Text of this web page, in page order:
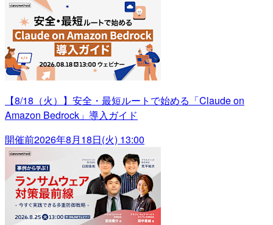
【8/18（火）】安全・最短ルートで始める「Claude on
Amazon Bedrock」導入ガイド
開催前2026年8月18日(火) 13:00